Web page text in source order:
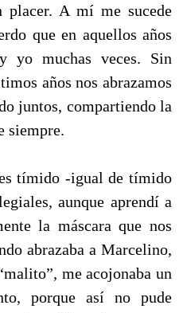
placer. A mí me sucede
que en aquellos años
yo muchas veces. Sin
años nos abrazamos
juntos, compartiendo la
siempre.
tímido -igual de tímido
aunque aprendí a
la máscara que nos
abrazaba a Marcelino,
me acojonaba un
porque así no pude